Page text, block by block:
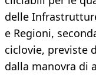
delle
e Regioni,
ciclovie, previste
dalla manovra di